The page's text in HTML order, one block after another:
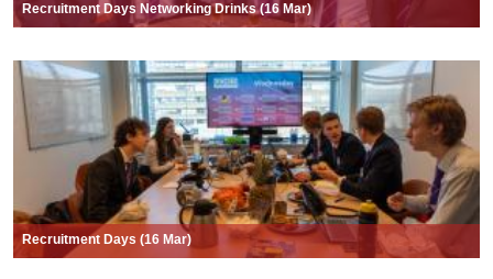
Recruitment Days Networking Drinks (16 Mar)
Recruitment Days (16 Mar)